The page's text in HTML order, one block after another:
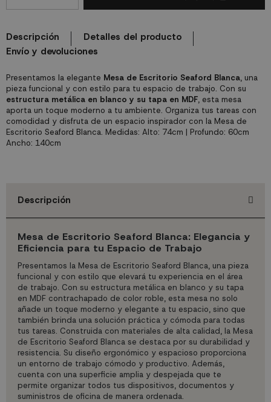
Presentamos la elegante Mesa de Escritorio Seaford Blanca, una
pieza funcional y con estilo para tu espacio de trabajo. Con su
estructura metálica en blanco y su tapa en MDF, esta mesa
aporta un toque moderno a tu ambiente. Organiza tus tareas con
comodidad y disfruta de un espacio inspirador con la Mesa de
Escritorio Seaford Blanca. Medidas: Alto: 74cm | Profundo: 60cm
Ancho: 140cm
Descripción
Detalles del producto
Envío y devoluciones
Descripción
Mesa de Escritorio Seaford Blanca: Elegancia y
Eficiencia para tu Espacio de Trabajo
Presentamos la Mesa de Escritorio Seaford Blanca, una pieza
funcional y con estilo que elevará tu experiencia en el área
de trabajo. Con su estructura metálica en blanco y su tapa
en MDF contrachapado de color roble, esta mesa no solo
añade un toque moderno y elegante a tu espacio, sino que
también brinda una solución práctica y cómoda para todas
tus tareas. Construida con materiales de alta calidad, la Mesa
de Escritorio Seaford Blanca se destaca por su durabilidad y
resistencia. Su diseño ergonómico y espacioso proporciona
un entorno de trabajo cómodo y productivo. Además,
cuenta con una superficie amplia y despejada que te
permite organizar todos tus dispositivos, documentos y
suministros de oficina de manera ordenada.